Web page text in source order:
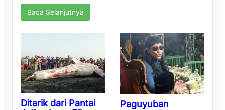
Baca Selanjutnya
Ditarik dari Pantai
Paguyuban